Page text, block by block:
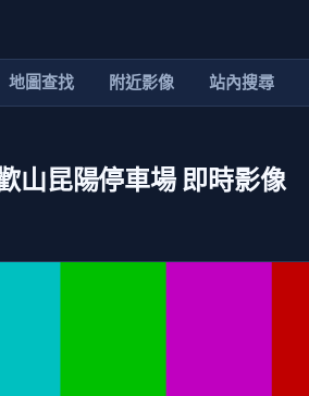
地圖查找 附近影像 站內搜尋
山昆陽停車場 即時影像